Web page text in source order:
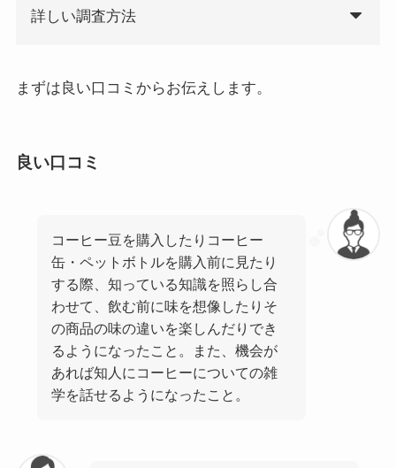
詳しい調査方法
まずは良い口コミからお伝えします。
良い口コミ
コーヒー豆を購入したりコーヒー
缶・ペットボトルを購入前に見たり
する際、知っている知識を照らし合
わせて、飲む前に味を想像したりそ
の商品の味の違いを楽しんだりでき
るようになったこと。また、機会が
あれば知人にコーヒーについての雑
学を話せるようになったこと。